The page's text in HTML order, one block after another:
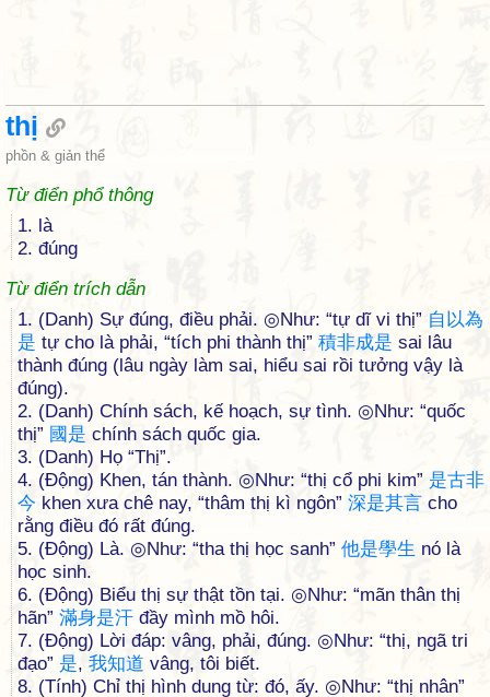
thị
phồn & giản thể
Từ điển phổ thông
1. là
2. đúng
Từ điển trích dẫn
1. (Danh) Sự đúng, điều phải. ◎Như: “tự dĩ vi thị” 自以為
是 tự cho là phải, “tích phi thành thị” 積非成是 sai lâu
thành đúng (lâu ngày làm sai, hiểu sai rồi tưởng vậy là
đúng).
2. (Danh) Chính sách, kế hoạch, sự tình. ◎Như: “quốc
thị” 國是 chính sách quốc gia.
3. (Danh) Họ “Thị”.
4. (Động) Khen, tán thành. ◎Như: “thị cổ phi kim” 是古非
今 khen xưa chê nay, “thâm thị kì ngôn” 深是其言 cho
rằng điều đó rất đúng.
5. (Động) Là. ◎Như: “tha thị học sanh” 他是學生 nó là
học sinh.
6. (Động) Biểu thị sự thật tồn tại. ◎Như: “mãn thân thị
hãn” 滿身是汗 đầy mình mồ hôi.
7. (Động) Lời đáp: vâng, phải, đúng. ◎Như: “thị, ngã tri
đạo” 是, 我知道 vâng, tôi biết.
8. (Tính) Chỉ thị hình dung từ: đó, ấy. ◎Như: “thị nhân”